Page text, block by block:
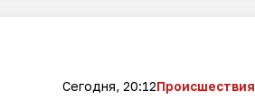
Сегодня, 20:12Происшествия